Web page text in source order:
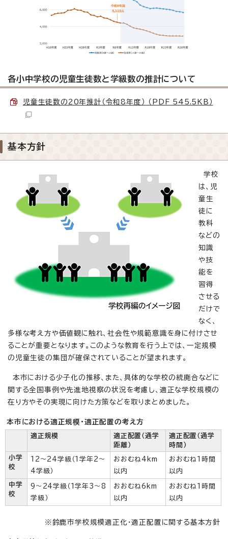
各小中学校の児童生徒数と学級数の推計について
児童生徒数の20年推計（令和8年度） （PDF 545.5KB）
基本方針
学校
は、児
童生
徒に
教科
などの
知識
や技
能を
習得
させる
だけで
なく、
多様な考え方や価値観に触れ、社会性や規範意識を身に付けさせ
ることが重要となります。このような教育を行う上では、一定規模
の児童生徒の集団が確保されていることが望まれます。
本市における少子化の推移、また、具体的な学校の統廃合などに
関する全国事例や先進地視察の状況を考慮し、適正な学校規模の
在り方やその実現に向けた方策などを取りまとめました。
本市における適正規模・適正配置の考え方
適正規模
適正配置（通学
距離）
適正配置（通学
時間）
小学
校
12～24学級（1学年2～
4学級）
おおむね4km
以内
おおむね1時間
以内
中学
校
9～24学級（1学年3～8
学級）
おおむね6km
以内
おおむね1時間
以内
※鈴鹿市学校規模適正化・適正配置に関する基本方針